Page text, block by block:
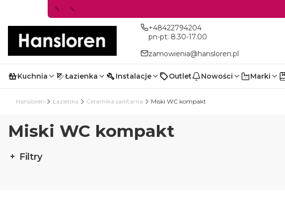
+48422794204
pn-pt: 8.30-17.00
zamowienia@hansloren.pl
Kuchnia Łazienka Instalacje Outlet Nowości Marki
Hansloren Łazienka Ceramika sanitarna Miski WC kompakt
Miski WC kompakt
Filtry